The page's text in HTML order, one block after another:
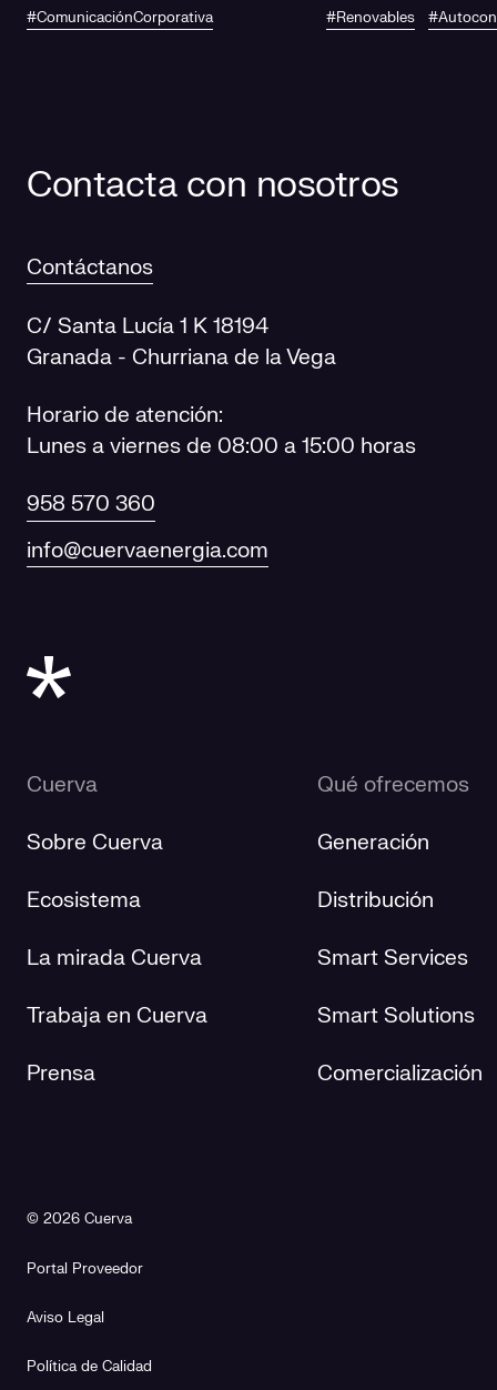
IA de Andalucía
#ComunicaciónCorporativa
autoconsumo
fotovoltaico en
#Renovables
Contacta con nosotros
Contáctanos
C/ Santa Lucía 1 K 18194
Granada - Churriana de la Vega
Horario de atención:
Lunes a viernes de 08:00 a 15:00 horas
958 570 360
info@cuervaenergia.com
Cuerva
Sobre Cuerva
Ecosistema
La mirada Cuerva
Trabaja en Cuerva
Prensa
Qué ofrecemos
Generación
Distribución
Smart Services
Smart Solutions
Comercialización
© 2026 Cuerva
Portal Proveedor
Aviso Legal
Política de Calidad